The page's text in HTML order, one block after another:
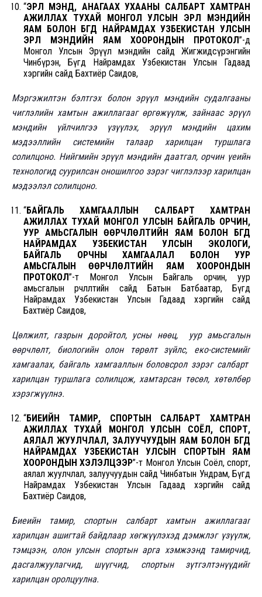
“ЭРҮҮЛ МЭНД, АНАГААХ УХААНЫ САЛБАРТ ХАМТРАН
АЖИЛЛАХ ТУХАЙ МОНГОЛ УЛСЫН ЭРҮҮЛ МЭНДИЙН
ЯАМ БОЛОН БҮГД НАЙРАМДАХ УЗБЕКИСТАН УЛСЫН
ЭРҮҮЛ МЭНДИЙН ЯАМ ХООРОНДЫН ПРОТОКОЛ”-д
Монгол Улсын Эрүүл мэндийн сайд Жигжидсүрэнгийн
Чинбүрэн, Бүгд Найрамдах Узбекистан Улсын Гадаад
хэргийн сайд Бахтиёр Саидов,
Мэргэжилтэн бэлтгэх болон эрүүл мэндийн судалгааны
чиглэлийн хамтын ажиллагааг өргөжүүлж, зайнаас эрүүл
мэндийн үйлчилгээ үзүүлэх, эрүүл мэндийн цахим
мэдээллийн системийн талаар харилцан туршлага
солилцоно. Нийгмийн эрүүл мэндийн даатгал, орчин үеийн
технологид суурилсан оношилгоо зэрэг чиглэлээр харилцан
мэдээлэл солилцоно.
“БАЙГАЛЬ ХАМГААЛЛЫН САЛБАРТ ХАМТРАН
АЖИЛЛАХ ТУХАЙ МОНГОЛ УЛСЫН БАЙГАЛЬ ОРЧИН,
УУР АМЬСГАЛЫН ӨӨРЧЛӨЛТИЙН ЯАМ БОЛОН БҮГД
НАЙРАМДАХ УЗБЕКИСТАН УЛСЫН ЭКОЛОГИ,
БАЙГАЛЬ ОРЧНЫ ХАМГААЛАЛ БОЛОН УУР
АМЬСГАЛЫН ӨӨРЧЛӨЛТИЙН ЯАМ ХООРОНДЫН
ПРОТОКОЛ”-т Монгол Улсын Байгаль орчин, уур
амьсгалын өөрчлөлтийн сайд Батын Батбаатар, Бүгд
Найрамдах Узбекистан Улсын Гадаад хэргийн сайд
Бахтиёр Саидов,
Цөлжилт, газрын доройтол, усны нөөц, уур амьсгалын
өөрчлөлт, биологийн олон төрөлт зүйлс, еко-системийг
хамгаалах, байгаль хамгааллын боловсрол зэрэг салбарт
харилцан туршлага солилцож, хамтарсан төсөл, хөтөлбөр
хэрэгжүүлнэ.
“БИЕИЙН ТАМИР, СПОРТЫН САЛБАРТ ХАМТРАН
АЖИЛЛАХ ТУХАЙ МОНГОЛ УЛСЫН СОЁЛ, СПОРТ,
АЯЛАЛ ЖУУЛЧЛАЛ, ЗАЛУУЧУУДЫН ЯАМ БОЛОН БҮГД
НАЙРАМДАХ УЗБЕКИСТАН УЛСЫН СПОРТЫН ЯАМ
ХООРОНДЫН ХЭЛЭЛЦЭЭР”-т Монгол Улсын Соёл, спорт,
аялал жуулчлал, залуучуудын сайд Чинбатын Ундрам, Бүгд
Найрамдах Узбекистан Улсын Гадаад хэргийн сайд
Бахтиёр Саидов,
Биеийн тамир, спортын салбарт хамтын ажиллагааг
харилцан ашигтай байдлаар хөгжүүлэхэд дэмжлэг үзүүлж,
тэмцээн, олон улсын спортын арга хэмжээнд тамирчид,
дасгалжуулагчид, шүүгчид, спортын зүтгэлтэнүүдийг
харилцан оролцуулна.